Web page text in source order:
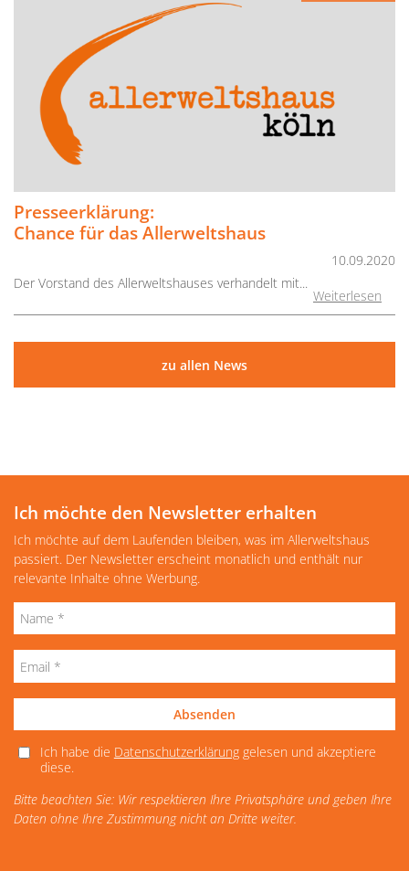
Presseerklärung:
Chance für das Allerweltshaus
10.09.2020
Der Vorstand des Allerweltshauses verhandelt mit...
Weiterlesen
zu allen News
Ich möchte den Newsletter erhalten
Ich möchte auf dem Laufenden bleiben, was im Allerweltshaus
passiert. Der Newsletter erscheint monatlich und enthält nur
relevante Inhalte ohne Werbung.
Absenden
Ich habe die Datenschutzerklärunggelesen und akzeptiere
diese.
Bitte beachten Sie: Wir respektieren Ihre Privatsphäre und geben Ihre
Daten ohne Ihre Zustimmung nicht an Dritte weiter.